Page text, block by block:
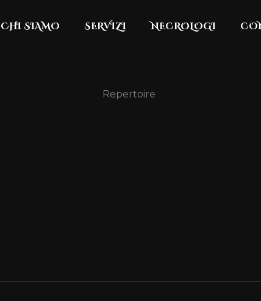
CHI SIAMO SERVIZI NECROLOGI
Repertoire